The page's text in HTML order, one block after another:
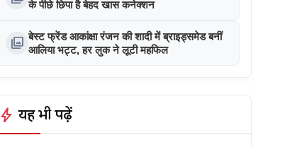
के पीछे छिपा है बेहद खास कनेक्शन
photo_library बेस्ट फ्रेंड आकांक्षा रंजन की शादी में ब्राइड्समेड बनीं
आलिया भट्ट, हर लुक ने लूटी महफिल
bolt यह भी पढ़ें